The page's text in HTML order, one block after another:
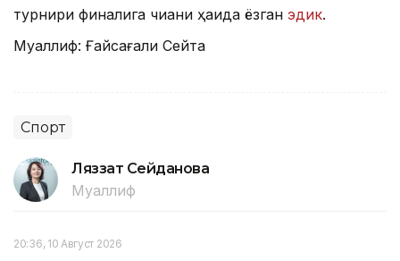
турнири финалига чиққани ҳақида ёзган эдик.
Муаллиф: Ғайсағали Сейтақ
Спорт
Ляззат Сейданова
Муаллиф
20:36, 10 Август 2026